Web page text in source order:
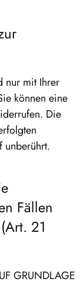
nur mit Ihrer
können eine
Die
unberührt.
Fällen
21
GRUNDLAGE